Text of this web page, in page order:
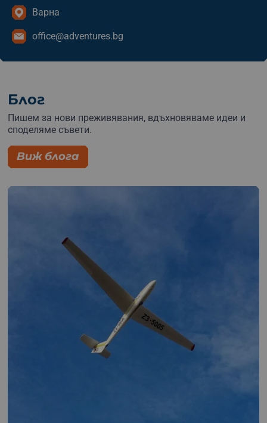
Варна
office@adventures.bg
Блог
Пишем за нови преживявания, вдъхновяваме идеи и
споделяме съвети.
Виж блога